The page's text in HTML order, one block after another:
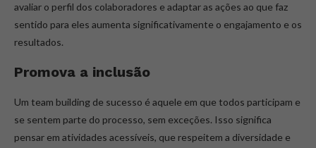
avaliar o perfil dos colaboradores e adaptar as ações ao que faz
sentido para eles aumenta significativamente o engajamento e os
resultados.
Promova a inclusão
Um team building de sucesso é aquele em que todos participam e
se sentem parte do processo, sem exceções. Isso significa
pensar em atividades acessíveis, que respeitem a diversidade e